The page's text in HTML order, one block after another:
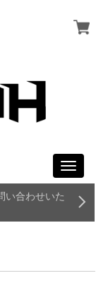
Toggle
い合わせいた